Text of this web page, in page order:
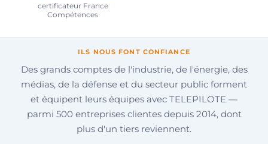
certificateur France
Compétences
ILS NOUS FONT CONFIANCE
Des grands comptes de l'industrie, de l'énergie, des
médias, de la défense et du secteur public forment
et équipent leurs équipes avec TELEPILOTE —
parmi 500 entreprises clientes depuis 2014, dont
plus d'un tiers reviennent.